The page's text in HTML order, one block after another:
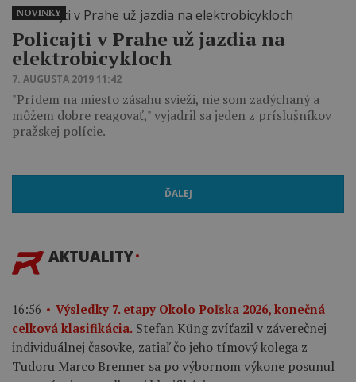
Policajti v Prahe už jazdia na
elektrobicykloch
7. AUGUSTA 2019 11:42
"Prídem na miesto zásahu svieži, nie som zadýchaný a
môžem dobre reagovať," vyjadril sa jeden z príslušníkov
pražskej polície.
NOVINKY
ĎALEJ
AKTUALITY
16:56
Výsledky 7. etapy Okolo Poľska 2026, konečná
celková klasifikácia. Stefan Küng zvíťazil v záverečnej
individuálnej časovke, zatiaľ čo jeho tímový kolega z
Tudoru Marco Brenner sa po výbornom výkone posunul